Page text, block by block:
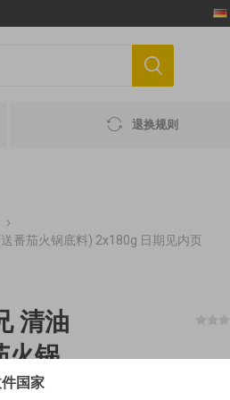
退换规则
番茄火锅底料) 2x180g 日期见内页
清油
火锅
见
国家